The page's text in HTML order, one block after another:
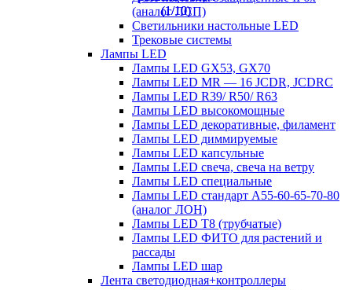
(аналог ЛСП)
Светильники настольные LED
Трековые системы
Лампы LED
Лампы LED GX53, GX70
Лампы LED MR — 16 JCDR, JCDRC
Лампы LED R39/ R50/ R63
Лампы LED высокомощные
Лампы LED декоративные, филамент
Лампы LED диммируемые
Лампы LED капсульные
Лампы LED свеча, свеча на ветру
Лампы LED специальные
Лампы LED стандарт А55-60-65-70-80
(аналог ЛОН)
Лампы LED Т8 (трубчатые)
Лампы LED ФИТО для растений и
рассады
Лампы LED шар
Лента светодиодная+контроллеры